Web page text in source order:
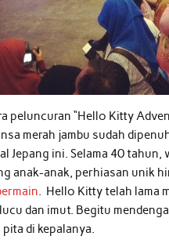
peluncuran “Hello Kitty
merah jambu sudah
Jepang ini. Selama 40
anak-anak, perhiasan unik
. Hello Kitty telah lama
dan imut. Begitu
di kepalanya.